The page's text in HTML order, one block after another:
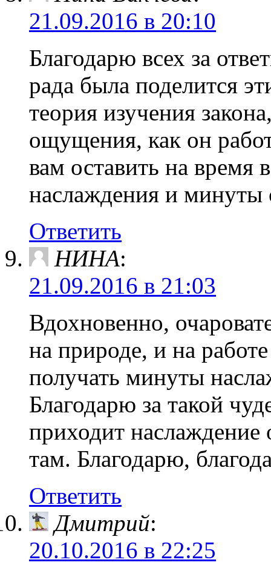
21.09.2016 в 20:10
Благодарю всех за
рада была поделится
теория изучения
ощущения, как он
вам оставить на время
наслаждения и минуты
Ответить
НИНА:
21.09.2016 в 21:03
Вдохновенно,
на природе, и на
получать минуты
Благодарю за такой
приходит
там. Благодарю,
Ответить
Дмитрий:
20.10.2016 в 22:25